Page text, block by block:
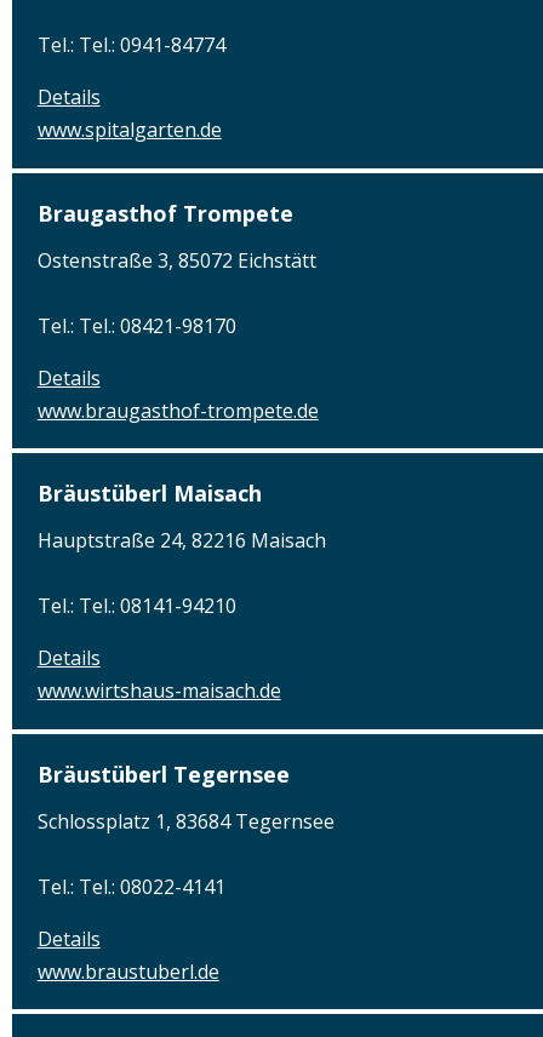
Tel.: Tel.: 0941-84774
Details
www.spitalgarten.de
Braugasthof Trompete
Ostenstraße 3, 85072 Eichstätt
Tel.: Tel.: 08421-98170
Details
www.braugasthof-trompete.de
Bräustüberl Maisach
Hauptstraße 24, 82216 Maisach
Tel.: Tel.: 08141-94210
Details
www.wirtshaus-maisach.de
Bräustüberl Tegernsee
Schlossplatz 1, 83684 Tegernsee
Tel.: Tel.: 08022-4141
Details
www.braustuberl.de